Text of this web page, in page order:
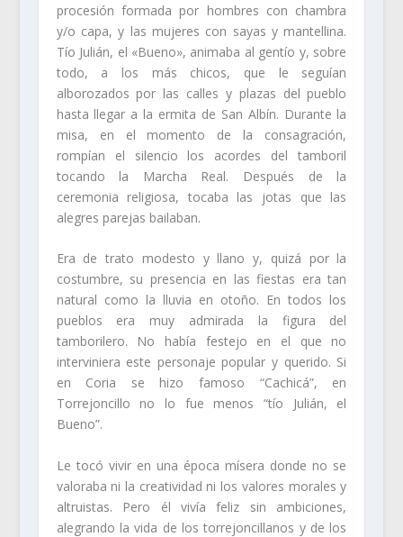
procesión formada por hombres con chambra
y/o capa, y las mujeres con sayas y mantellina.
Tío Julián, el «Bueno», animaba al gentío y, sobre
todo, a los más chicos, que le seguían
alborozados por las calles y plazas del pueblo
hasta llegar a la ermita de San Albín. Durante la
misa, en el momento de la consagración,
rompían el silencio los acordes del tamboril
tocando la Marcha Real. Después de la
ceremonia religiosa, tocaba las jotas que las
alegres parejas bailaban.
Era de trato modesto y llano y, quizá por la
costumbre, su presencia en las fiestas era tan
natural como la lluvia en otoño. En todos los
pueblos era muy admirada la figura del
tamborilero. No había festejo en el que no
interviniera este personaje popular y querido. Si
en Coria se hizo famoso “Cachicá”, en
Torrejoncillo no lo fue menos “tío Julián, el
Bueno”.
Le tocó vivir en una época mísera donde no se
valoraba ni la creatividad ni los valores morales y
altruistas. Pero él vivía feliz sin ambiciones,
alegrando la vida de los torrejoncillanos y de los